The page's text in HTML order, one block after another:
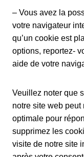
– Vous avez la
votre navigateur
qu’un cookie est
options, reportez-
aide de votre
Veuillez noter que
notre site web
optimale pour
supprimez les
visite de notre site